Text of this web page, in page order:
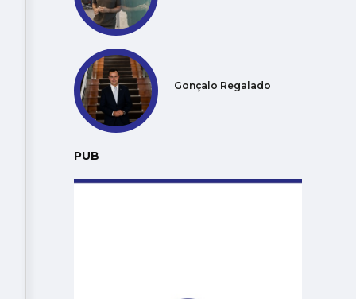
Gonçalo Regalado
PUB